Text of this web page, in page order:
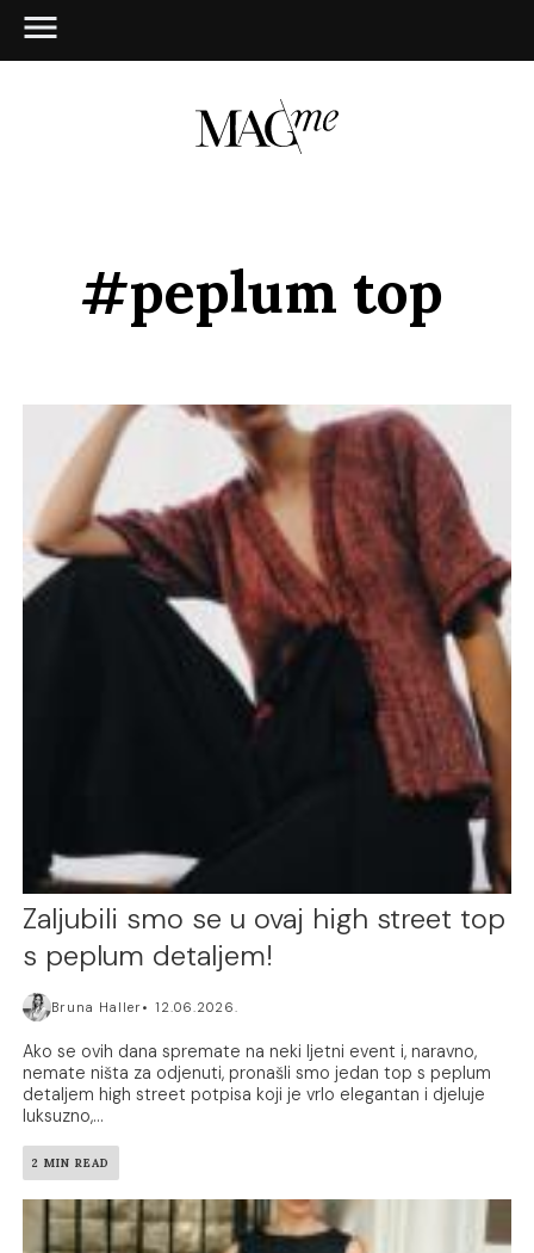
#peplum top
Zaljubili smo se u ovaj high street top
s peplum detaljem!
Bruna Haller 12.06.2026.
Ako se ovih dana spremate na neki ljetni event i, naravno,
nemate ništa za odjenuti, pronašli smo jedan top s peplum
detaljem high street potpisa koji je vrlo elegantan i djeluje
luksuzno,...
2 MIN READ